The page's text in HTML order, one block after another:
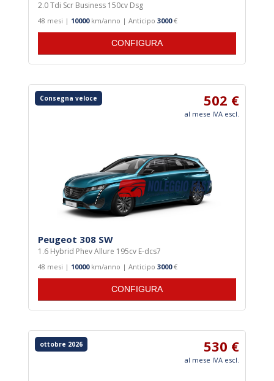
2.0 Tdi Scr Business 150cv Dsg
48 mesi | 10000km/anno | Anticipo 3000€
CONFIGURA
Consegna veloce 502 €
al mese IVA escl.
Peugeot 308 SW
1.6 Hybrid Phev Allure 195cv E-dcs7
48 mesi | 10000km/anno | Anticipo 3000€
CONFIGURA
ottobre 2026 530 €
al mese IVA escl.